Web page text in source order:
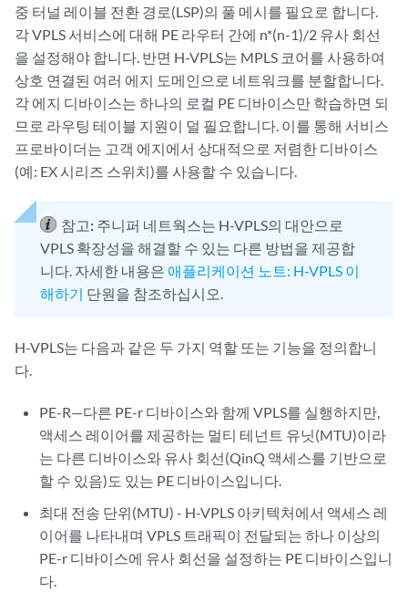
중 터널 레이블 전환 경로(LSP)의 풀 메시를 필요로 합니다.
각 VPLS 서비스에 대해 PE 라우터 간에 n*(n-1)/2 유사 회선
을 설정해야 합니다. 반면 H-VPLS는 MPLS 코어를 사용하여
상호 연결된 여러 에지 도메인으로 네트워크를 분할합니다.
각 에지 디바이스는 하나의 로컬 PE 디바이스만 학습하면 되
므로 라우팅 테이블 지원이 덜 필요합니다. 이를 통해 서비스
프로바이더는 고객 에지에서 상대적으로 저렴한 디바이스
(예: EX 시리즈 스위치)를 사용할 수 있습니다.
참고: 주니퍼 네트웍스는 H-VPLS의 대안으로
VPLS 확장성을 해결할 수 있는 다른 방법을 제공합
니다. 자세한 내용은 애플리케이션 노트: H-VPLS 이
해하기 단원을 참조하십시오.
H-VPLS는 다음과 같은 두 가지 역할 또는 기능을 정의합니
다.
PE-R—다른 PE-r 디바이스와 함께 VPLS를 실행하지만,
액세스 레이어를 제공하는 멀티 테넌트 유닛(MTU)이라
는 다른 디바이스와 유사 회선(QinQ 액세스를 기반으로
할 수 있음)도 있는 PE 디바이스입니다.
최대 전송 단위(MTU) - H-VPLS 아키텍처에서 액세스 레
이어를 나타내며 VPLS 트래픽이 전달되는 하나 이상의
PE-r 디바이스에 유사 회선을 설정하는 PE 디바이스입니
다.